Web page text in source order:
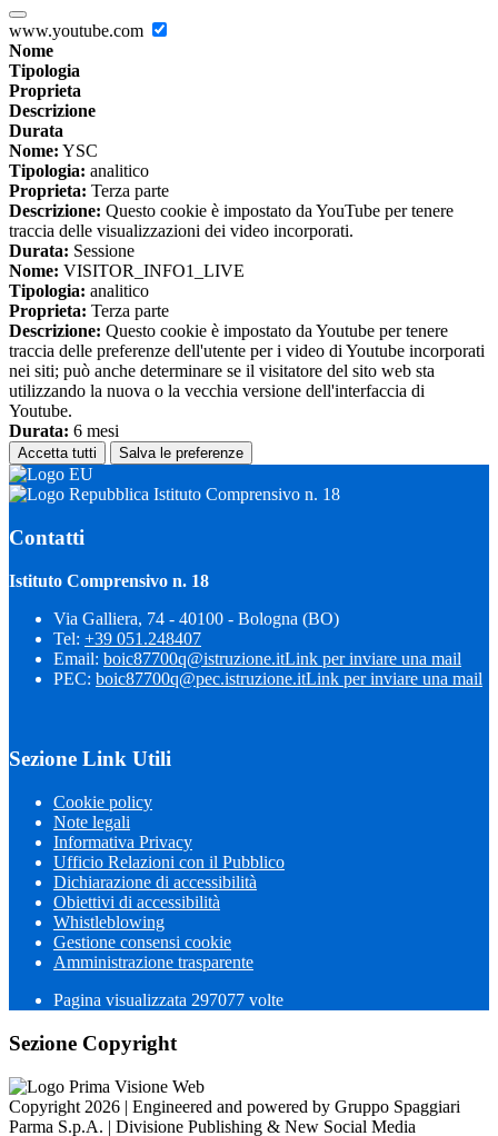
www.youtube.com
Nome
Tipologia
Proprieta
Descrizione
Durata
Nome: YSC
Tipologia: analitico
Proprieta: Terza parte
Descrizione: Questo cookie è impostato da YouTube per tenere
traccia delle visualizzazioni dei video incorporati.
Durata: Sessione
Nome: VISITOR_INFO1_LIVE
Tipologia: analitico
Proprieta: Terza parte
Descrizione: Questo cookie è impostato da Youtube per tenere
traccia delle preferenze dell'utente per i video di Youtube incorporati
nei siti; può anche determinare se il visitatore del sito web sta
utilizzando la nuova o la vecchia versione dell'interfaccia di
Youtube.
Durata: 6 mesi
Accetta tutti Salva le preferenze
Istituto Comprensivo n. 18
Contatti
Istituto Comprensivo n. 18
Via Galliera, 74 - 40100 - Bologna (BO)
Tel: +39 051.248407
Email: boic87700q@istruzione.itLink per inviare una mail
PEC: boic87700q@pec.istruzione.itLink per inviare una mail
Sezione Link Utili
Cookie policy
Note legali
Informativa Privacy
Ufficio Relazioni con il Pubblico
Dichiarazione di accessibilità
Obiettivi di accessibilità
Whistleblowing
Gestione consensi cookie
Amministrazione trasparente
Pagina visualizzata 297077 volte
Sezione Copyright
Copyright 2026 | Engineered and powered by Gruppo Spaggiari
Parma S.p.A. | Divisione Publishing & New Social Media